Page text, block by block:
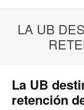
LA UB
La UB
retención